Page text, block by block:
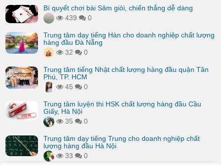
Bí quyết chơi bài Sâm giỏi, chiến thắng dễ dàng
439
0
Trung tâm dạy tiếng Hàn cho doanh nghiệp chất lượng
hàng đầu Đà Nẵng
32
0
Trung tâm tiếng Nhật chất lượng hàng đầu quận Tân
Phú, TP. HCM
45
0
Trung tâm luyện thi HSK chất lượng hàng đầu Cầu
Giấy, Hà Nội
35
0
Trung tâm dạy tiếng Trung cho doanh nghiệp chất
lượng hàng đầu Hà Nội
33
0